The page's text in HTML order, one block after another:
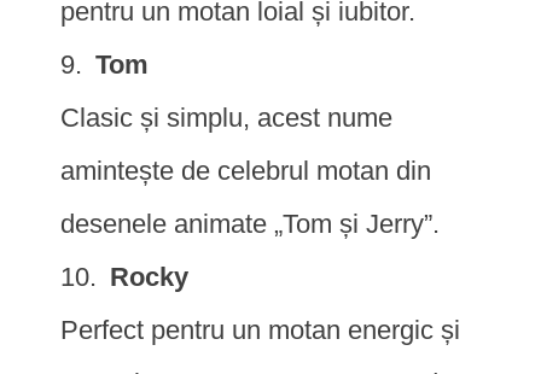
pentru un motan loial și iubitor.
Tom
Clasic și simplu, acest nume
amintește de celebrul motan din
desenele animate „Tom și Jerry”.
Rocky
Perfect pentru un motan energic și